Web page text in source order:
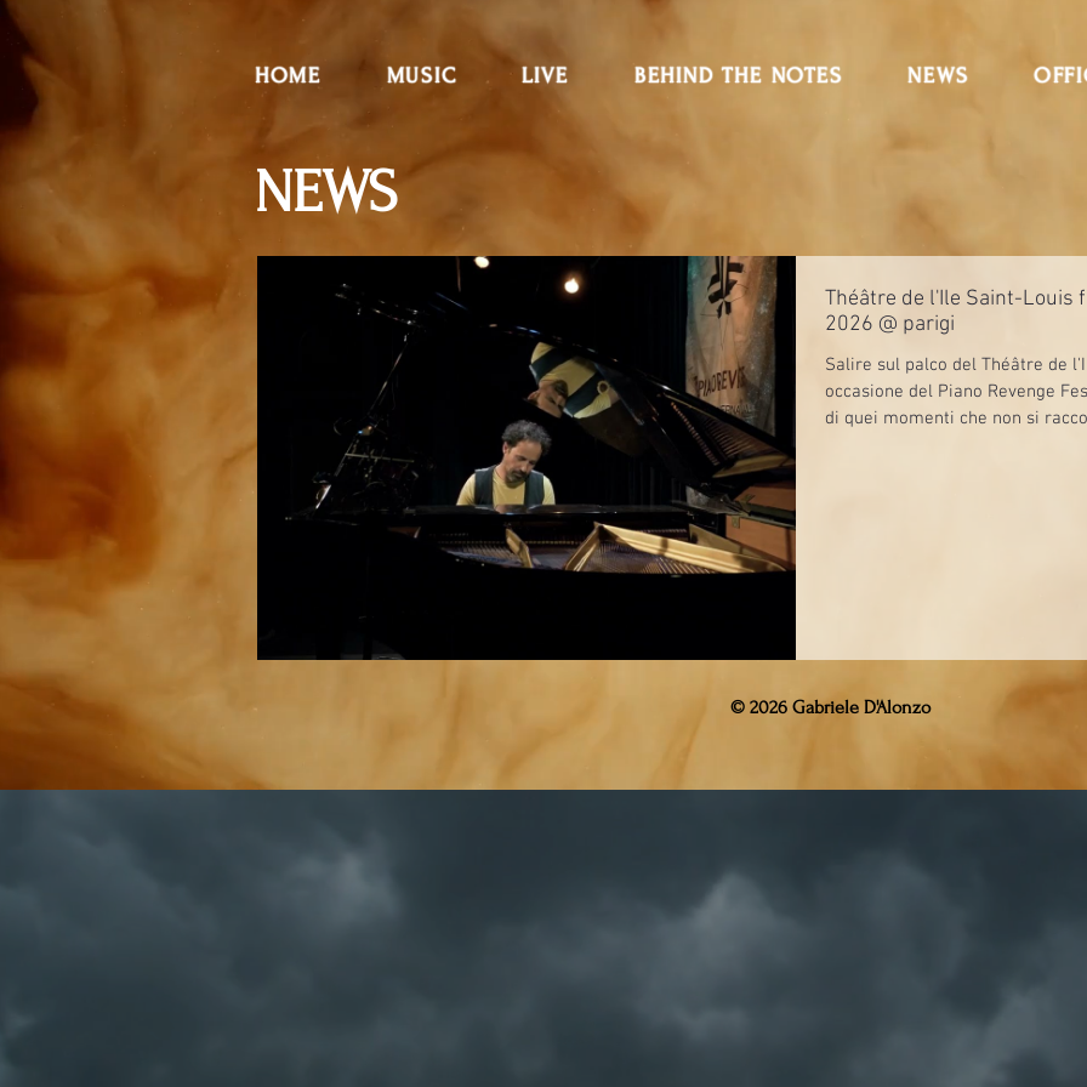
HOME MUSIC LIVE BEHIND THE NOTES NEWS
NEWS
Théâtre de l'Ile Saint-Louis
2026 @ parigi
Salire sul palco del Théâtre de
occasione del Piano Revenge
di quei momenti che non si
© 2026 Gabriele D'Alonzo